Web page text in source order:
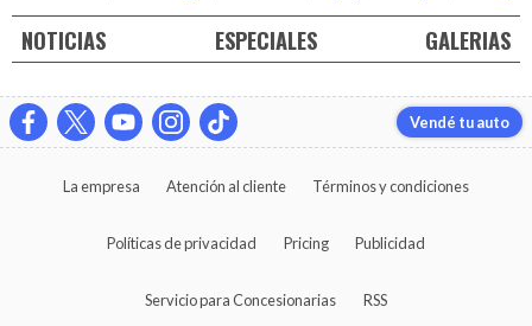
NOTICIAS ESPECIALES GALERIAS
Vendé tu auto
La empresa Atención al cliente Términos y condiciones
Políticas de privacidad Pricing Publicidad
Servicio para Concesionarias RSS